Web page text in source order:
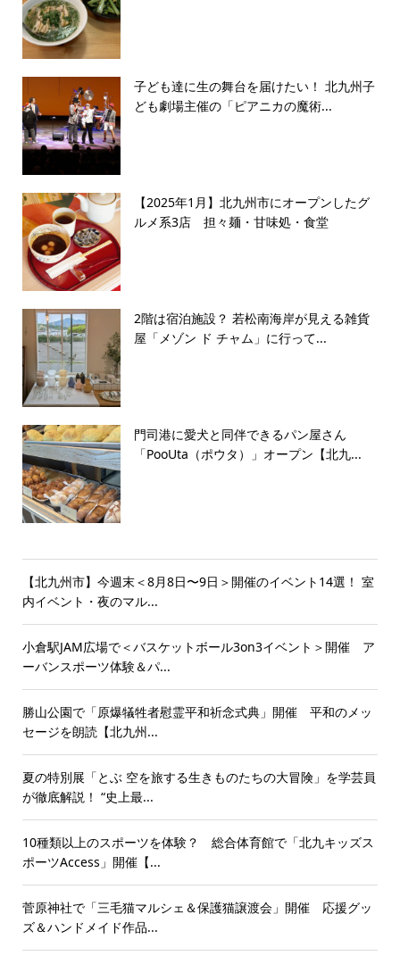
子ども達に生の舞台を届けたい！ 北九州子
ども劇場主催の「ピアニカの魔術...
【2025年1月】北九州市にオープンしたグ
ルメ系3店 担々麺・甘味処・食堂
2階は宿泊施設？ 若松南海岸が見える雑貨
屋「メゾン ド チャム」に行って...
門司港に愛犬と同伴できるパン屋さん
「PooUta（ポウタ）」オープン【北九...
【北九州市】今週末＜8月8日〜9日＞開催のイベント14選！ 室
内イベント・夜のマル...
小倉駅JAM広場で＜バスケットボール3on3イベント＞開催 ア
ーバンスポーツ体験＆パ...
勝山公園で「原爆犠牲者慰霊平和祈念式典」開催 平和のメッ
セージを朗読【北九州...
夏の特別展「とぶ 空を旅する生きものたちの大冒険」を学芸員
が徹底解説！ “史上最...
10種類以上のスポーツを体験？ 総合体育館で「北九キッズス
ポーツAccess」開催【...
菅原神社で「三毛猫マルシェ＆保護猫譲渡会」開催 応援グッ
ズ＆ハンドメイド作品...